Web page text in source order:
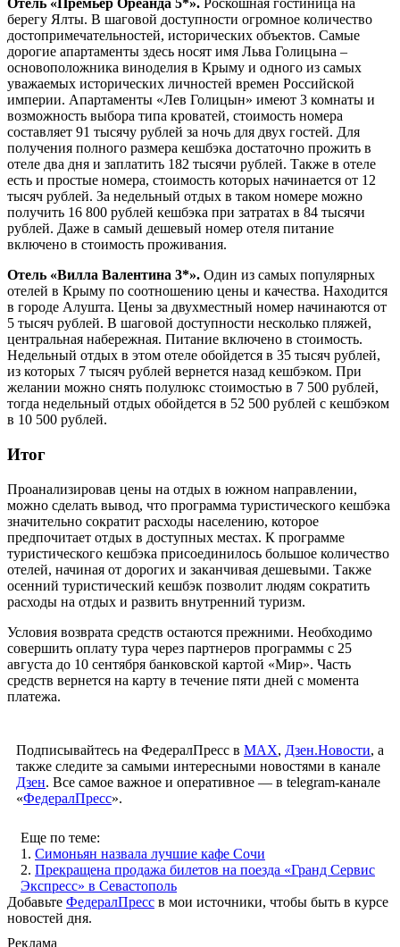
Отель «Премьер Ореанда 5*». Роскошная гостиница на
берегу Ялты. В шаговой доступности огромное количество
достопримечательностей, исторических объектов. Самые
дорогие апартаменты здесь носят имя Льва Голицына –
основоположника виноделия в Крыму и одного из самых
уважаемых исторических личностей времен Российской
империи. Апартаменты «Лев Голицын» имеют 3 комнаты и
возможность выбора типа кроватей, стоимость номера
составляет 91 тысячу рублей за ночь для двух гостей. Для
получения полного размера кешбэка достаточно прожить в
отеле два дня и заплатить 182 тысячи рублей. Также в отеле
есть и простые номера, стоимость которых начинается от 12
тысяч рублей. За недельный отдых в таком номере можно
получить 16 800 рублей кешбэка при затратах в 84 тысячи
рублей. Даже в самый дешевый номер отеля питание
включено в стоимость проживания.
Отель «Вилла Валентина 3*». Один из самых популярных
отелей в Крыму по соотношению цены и качества. Находится
в городе Алушта. Цены за двухместный номер начинаются от
5 тысяч рублей. В шаговой доступности несколько пляжей,
центральная набережная. Питание включено в стоимость.
Недельный отдых в этом отеле обойдется в 35 тысяч рублей,
из которых 7 тысяч рублей вернется назад кешбэком. При
желании можно снять полулюкс стоимостью в 7 500 рублей,
тогда недельный отдых обойдется в 52 500 рублей с кешбэком
в 10 500 рублей.
Итог
Проанализировав цены на отдых в южном направлении,
можно сделать вывод, что программа туристического кешбэка
значительно сократит расходы населению, которое
предпочитает отдых в доступных местах. К программе
туристического кешбэка присоединилось большое количество
отелей, начиная от дорогих и заканчивая дешевыми. Также
осенний туристический кешбэк позволит людям сократить
расходы на отдых и развить внутренний туризм.
Условия возврата средств остаются прежними. Необходимо
совершить оплату тура через партнеров программы с 25
августа до 10 сентября банковской картой «Мир». Часть
средств вернется на карту в течение пяти дней с момента
платежа.
Подписывайтесь на ФедералПресс в МАХ, Дзен.Новости, а
также следите за самыми интересными новостями в канале
Дзен. Все самое важное и оперативное — в telegram-канале
«ФедералПресс».
Еще по теме:
1. Симоньян назвала лучшие кафе Сочи
2. Прекращена продажа билетов на поезда «Гранд Сервис
Экспресс» в Севастополь
Добавьте ФедералПресс в мои источники, чтобы быть в курсе
новостей дня.
Реклама